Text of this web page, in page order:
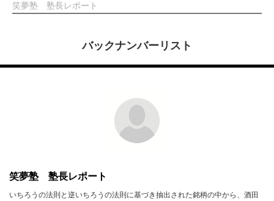
笑夢塾 塾長レポート
バックナンバーリスト
笑夢塾 塾長レポート
いちろうの法則と逆いちろうの法則に基づき抽出された銘柄の中から、酒田